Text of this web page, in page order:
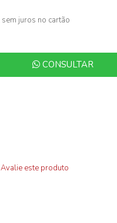
sem juros no cartão
CONSULTAR
Avalie este produto